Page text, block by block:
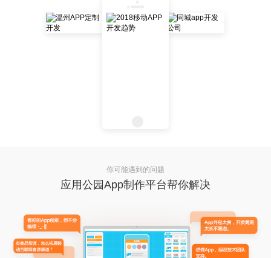
你可能遇到的问题
应用公园App制作平台帮你解决